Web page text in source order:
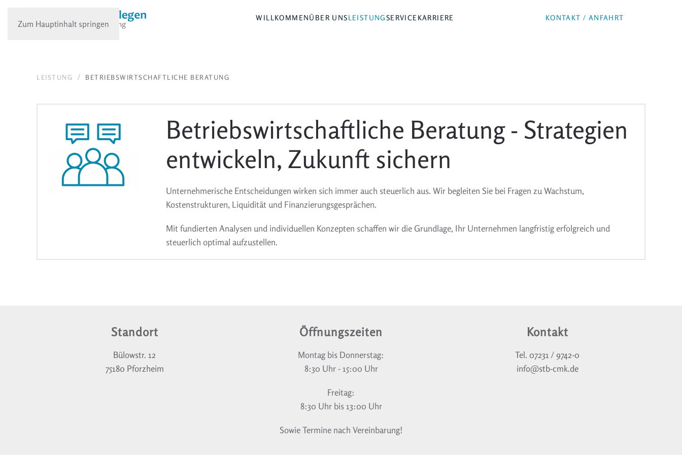
Zum Hauptinhalt springen
WILLKOMMENÜBER UNSLEISTUNGSERVICEKARRIERE KONTAKT / ANFAHRT
LEISTUNG BETRIEBSWIRTSCHAFTLICHE BERATUNG
Betriebswirtschaftliche Beratung - Strategien
entwickeln, Zukunft sichern
Unternehmerische Entscheidungen wirken sich immer auch steuerlich aus. Wir begleiten Sie bei Fragen zu Wachstum,
Kostenstrukturen, Liquidität und Finanzierungsgesprächen.
Mit fundierten Analysen und individuellen Konzepten schaffen wir die Grundlage, Ihr Unternehmen langfristig erfolgreich und
steuerlich optimal aufzustellen.
Standort
Bülowstr. 12
75180 Pforzheim
Öffnungszeiten
Montag bis Donnerstag:
8:30 Uhr - 15:00 Uhr
Freitag:
8:30 Uhr bis 13:00 Uhr
Sowie Termine nach Vereinbarung!
Kontakt
Tel. 07231 / 9742-0
info@stb-cmk.de